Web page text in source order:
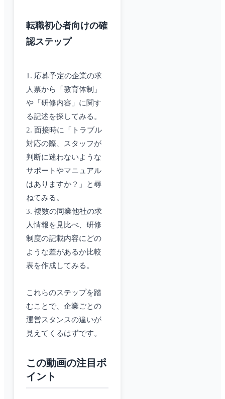
転職初心者向けの確
認ステップ
1. 応募予定の企業の求
人票から「教育体制」
や「研修内容」に関す
る記述を探してみる。
2. 面接時に「トラブル
対応の際、スタッフが
判断に迷わないような
サポートやマニュアル
はありますか？」と尋
ねてみる。
3. 複数の同業他社の求
人情報を見比べ、研修
制度の記載内容にどの
ような差があるか比較
表を作成してみる。
これらのステップを踏
むことで、企業ごとの
運営スタンスの違いが
見えてくるはずです。
この動画の注目ポ
イント